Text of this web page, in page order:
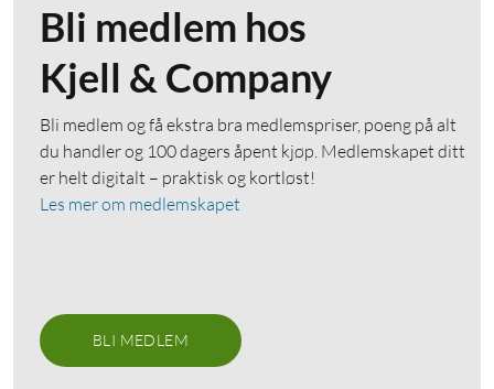
Bli medlem hos
Kjell & Company
Bli medlem og få ekstra bra medlemspriser, poeng på alt
du handler og 100 dagers åpent kjøp. Medlemskapet ditt
er helt digitalt – praktisk og kortløst!
Les mer om medlemskapet
BLI MEDLEM